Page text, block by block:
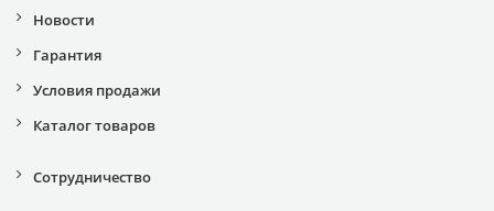
Новости
Гарантия
Условия продажи
Каталог товаров
Сотрудничество